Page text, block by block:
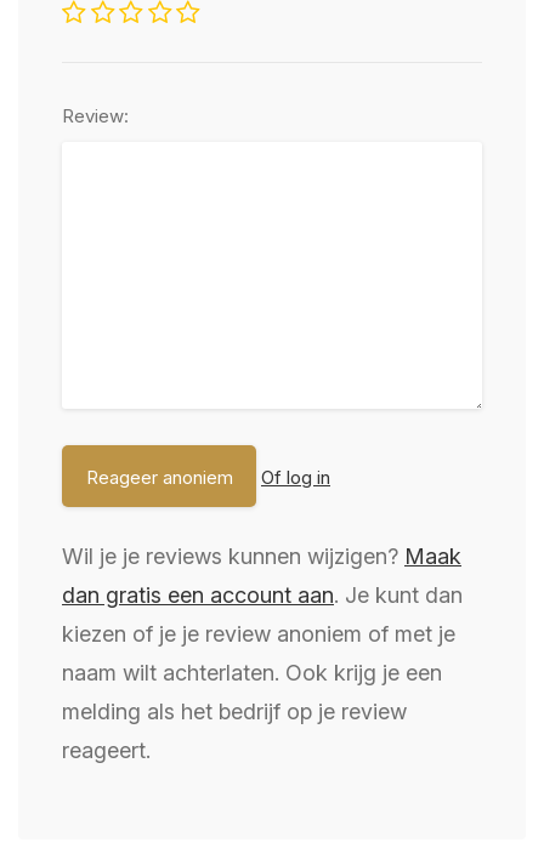
Review:
Of log in
Wil je je reviews kunnen wijzigen? Maak
dan gratis een account aan. Je kunt dan
kiezen of je je review anoniem of met je
naam wilt achterlaten. Ook krijg je een
melding als het bedrijf op je review
reageert.